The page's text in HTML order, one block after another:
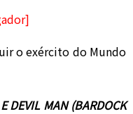
o exército do Mundo
DEVIL MAN (BARDOCK